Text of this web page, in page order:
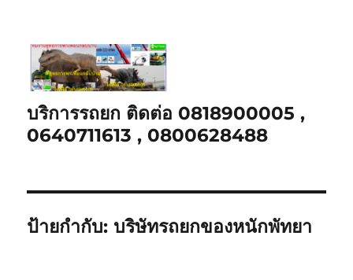
บริการรถยก ติดต่อ 0818900005 ,
0640711613 , 0800628488
ป้ายกำกับ:บริษัทรถยกของหนักพัทยา